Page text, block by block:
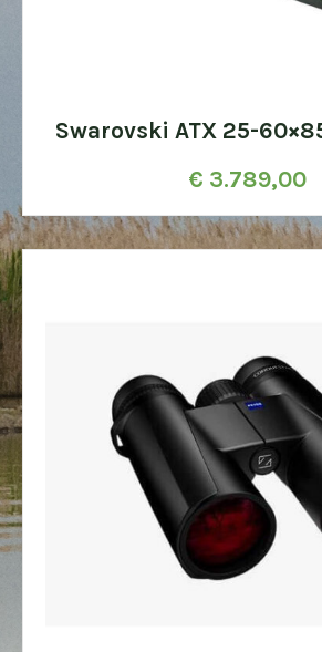
Swarovski ATX 25-
€ 3.789,00